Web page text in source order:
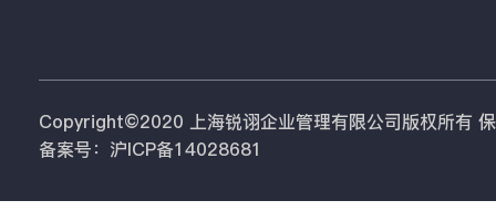
Copyright©2020 上海锐诩企业管理有限公司版权所有
备案号：沪ICP备14028681